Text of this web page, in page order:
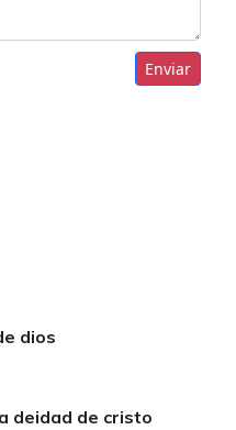
Enviar
dios
deidad de cristo